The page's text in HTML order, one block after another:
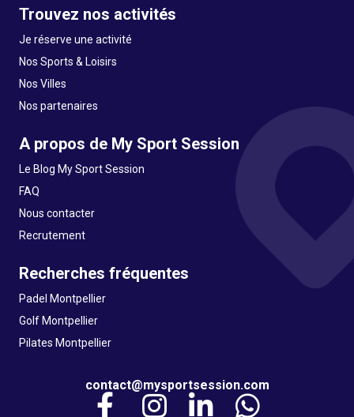
Trouvez nos activités
Je réserve une activité
Nos Sports & Loisirs
Nos Villes
Nos partenaires
A propos de My Sport Session
Le Blog My Sport Session
FAQ
Nous contacter
Recrutement
Recherches fréquentes
Padel Montpellier
Golf Montpellier
Pilates Montpellier
contact@mysportsession.com